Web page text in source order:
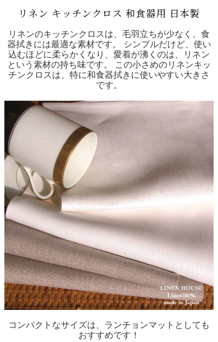
リネン キッチンクロス 和食器用 日本製
リネンのキッチンクロスは、毛羽立ちが少なく、食
器拭きには最適な素材です。 シンプルだけど、使い
込むほどに柔らかくなり、愛着が沸くのは、リネン
という素材の持ち味です。 この小さめのリネンキッ
チンクロスは、特に和食器拭きに使いやすい大きさ
です。
コンパクトなサイズは、ランチョンマットとしても
おすすめです！